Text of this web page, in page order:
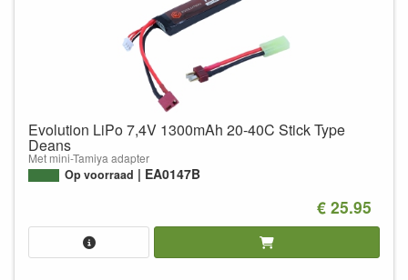
Evolution LiPo 7,4V 1300mAh 20-40C Stick Type
Deans
Met mini-Tamiya adapter
Op voorraad EA0147B
€ 25.95